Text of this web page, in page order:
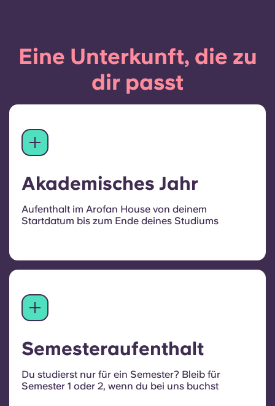
Eine Unterkunft, die zu
dir passt
Akademisches Jahr
Aufenthalt im Arofan House von deinem
Startdatum bis zum Ende deines Studiums
Semesteraufenthalt
Du studierst nur für ein Semester? Bleib für
Semester 1 oder 2, wenn du bei uns buchst